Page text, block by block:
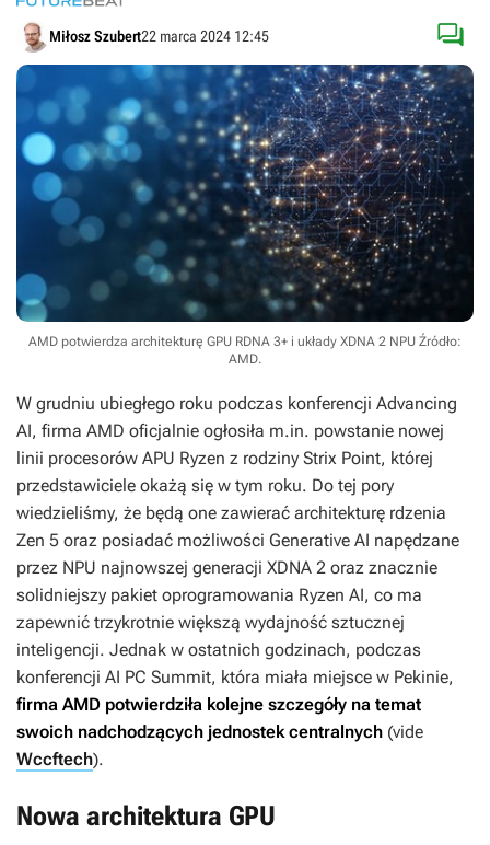
Miłosz Szubert22 marca 2024 12:45 
AMD potwierdza architekturę GPU RDNA 3+ i układy XDNA 2 NPU Źródło:
AMD.
W grudniu ubiegłego roku podczas konferencji Advancing
AI, firma AMD oficjalnie ogłosiła m.in. powstanie nowej
linii procesorów APU Ryzen z rodziny Strix Point, której
przedstawiciele okażą się w tym roku. Do tej pory
wiedzieliśmy, że będą one zawierać architekturę rdzenia
Zen 5 oraz posiadać możliwości Generative AI napędzane
przez NPU najnowszej generacji XDNA 2 oraz znacznie
solidniejszy pakiet oprogramowania Ryzen AI, co ma
zapewnić trzykrotnie większą wydajność sztucznej
inteligencji. Jednak w ostatnich godzinach, podczas
konferencji AI PC Summit, która miała miejsce w Pekinie,
firma AMD potwierdziła kolejne szczegóły na temat
swoich nadchodzących jednostek centralnych (vide
Wccftech).
Nowa architektura GPU